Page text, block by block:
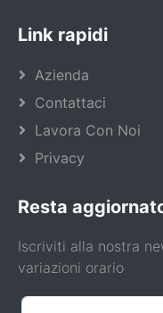
Link rapidi
Azienda
Contattaci
Lavora Con Noi
Privacy
Resta
Iscriviti alla nostra
variazioni orario